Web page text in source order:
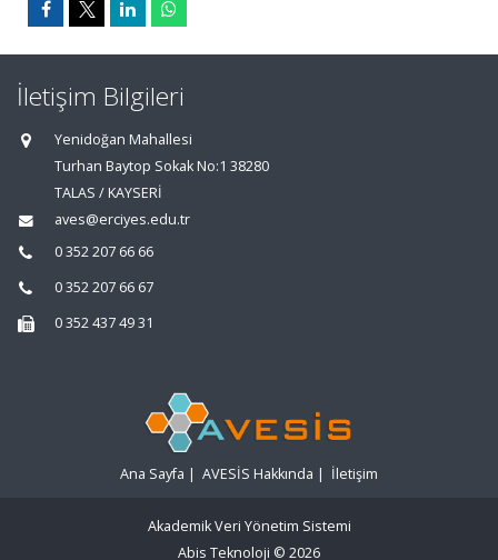
İletişim Bilgileri
Yenidoğan Mahallesi
Turhan Baytop Sokak No:1 38280
TALAS / KAYSERİ
aves@erciyes.edu.tr
0 352 207 66 66
0 352 207 66 67
0 352 437 49 31
Ana Sayfa | AVESİS Hakkında | İletişim
Akademik Veri Yönetim Sistemi
Abis Teknoloji © 2026